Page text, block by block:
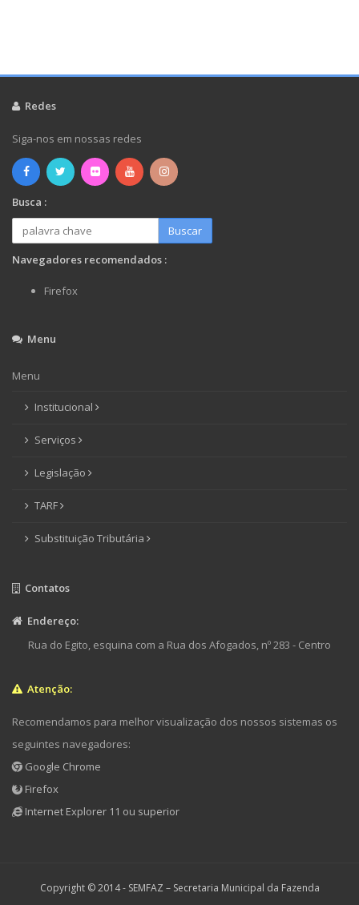
Redes
Siga-nos em nossas redes
Busca :
Buscar
Navegadores recomendados :
Firefox
Menu
Menu
Institucional
Serviços
Legislação
TARF
Substituição Tributária
Contatos
Endereço:
Rua do Egito, esquina com a Rua dos Afogados, nº 283 - Centro
Atenção:
Recomendamos para melhor visualização dos nossos sistemas os
seguintes navegadores:
Google Chrome
Firefox
Internet Explorer 11 ou superior
Copyright © 2014 - SEMFAZ – Secretaria Municipal da Fazenda